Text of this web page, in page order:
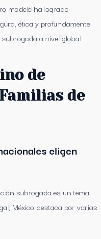
modelo ha logrado
ética y profundamente
a nivel global.
de
de
eligen
subrogada es un tema
México destaca por varias